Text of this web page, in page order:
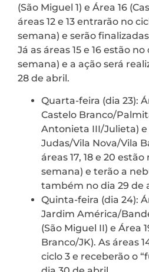
(São Miguel 1) e Área 16
áreas 12 e 13 entrarão no
semana) e serão
Já as áreas 15 e 16 estão
semana) e a ação será
28 de abril.
Quarta-feira (dia 23):
Castelo Branco/
Antonieta III/Julieta) e
Judas/Vila Nova/Vila
áreas 17, 18 e 20
semana) e terão a
também no dia 29 de
Quinta-feira (dia 24):
Jardim América/
(São Miguel II) e Área
Branco/JK). As áreas
ciclo 3 e receberão o